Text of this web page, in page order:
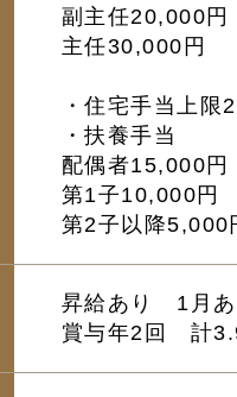
副主任20,000円
主任30,000円
・住宅手当上限
・扶養手当
配偶者15,000円
第1子10,000円
第2子以降5,000
昇給あり 1月あ
賞与年2回 計